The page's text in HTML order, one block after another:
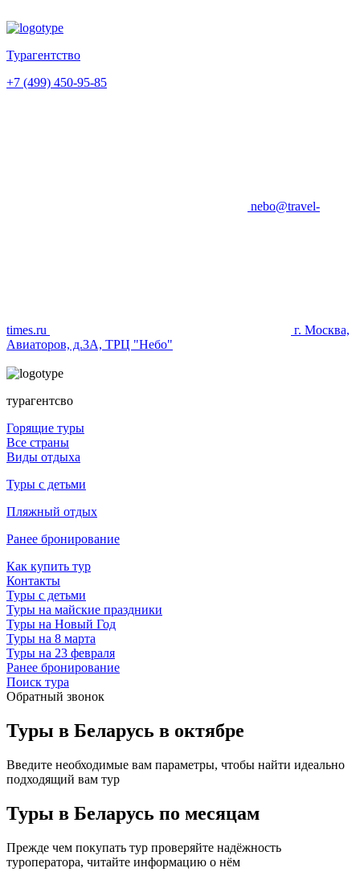
Турагентство
+7 (499) 450-95-85
nebo@travel-
times.ru
г. Москва,
Авиаторов, д.3А, ТРЦ "Небо"
турагентсво
Горящие туры
Все страны
Виды отдыха
Туры с детьми
Пляжный отдых
Ранее бронирование
Как купить тур
Контакты
Туры с детьми
Туры на майские праздники
Туры на Новый Год
Туры на 8 марта
Туры на 23 февраля
Ранее бронирование
Поиск тура
Обратный звонок
Туры в Беларусь в октябре
Введите необходимые вам параметры, чтобы найти идеально
подходящий вам тур
Туры в Беларусь по месяцам
Прежде чем покупать тур проверяйте надёжность
туроператора, читайте информацию о нём